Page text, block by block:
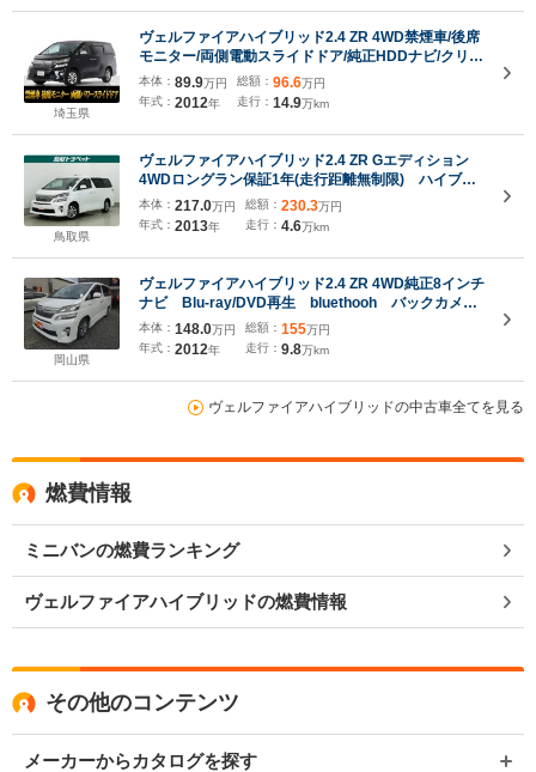
埼玉県
ヴェルファイアハイブリッド2.4 ZR 4WD禁煙車/後席
モニター/両側電動スライドドア/純正HDDナビ/クリア
ランスソナー/クルーズコントロール/バックカメラ/コ
ンビハンドル/Bluetooth接続/フルセグTV/パワーシー
本体： 89.9万円
年式： 2012年
総額： 96.6万円
走行： 14.9万km
鳥取県
ヴェルファイアハイブリッド2.4 ZR Gエディション
4WDロングラン保証1年(走行距離無制限) ハイブリ
ッド保証 革シート サンルーフ 4WD フルセ
グ メモリーナビ DVD再生 MP接続可 バックカ
メラ ETC 両側電動スライド HID 乗車定員7人
本体： 217.0万円
年式： 2013年
総額： 230.3万円
走行： 4.6万km
岡山県
ヴェルファイアハイブリッド2.4 ZR 4WD純正8インチ
ナビ Blu-ray/DVD再生 bluethooh バックカメ
ラ フリップダウンモニター ビルトインETC ドラ
イブレコーダー
本体： 148.0万円
年式： 2012年
総額： 155万円
走行： 9.8万km
ヴェルファイアハイブリッドの中古車全てを見る
燃費情報
ミニバンの燃費ランキング
ヴェルファイアハイブリッドの燃費情報
その他のコンテンツ
メーカーからカタログを探す